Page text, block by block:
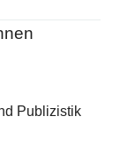
Publizistik